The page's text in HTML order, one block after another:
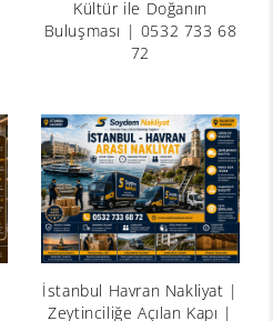
Kültür ile Doğanın
Buluşması | 0532 733 68
72
İstanbul Havran Nakliyat |
Zeytinciliğe Açılan Kapı |